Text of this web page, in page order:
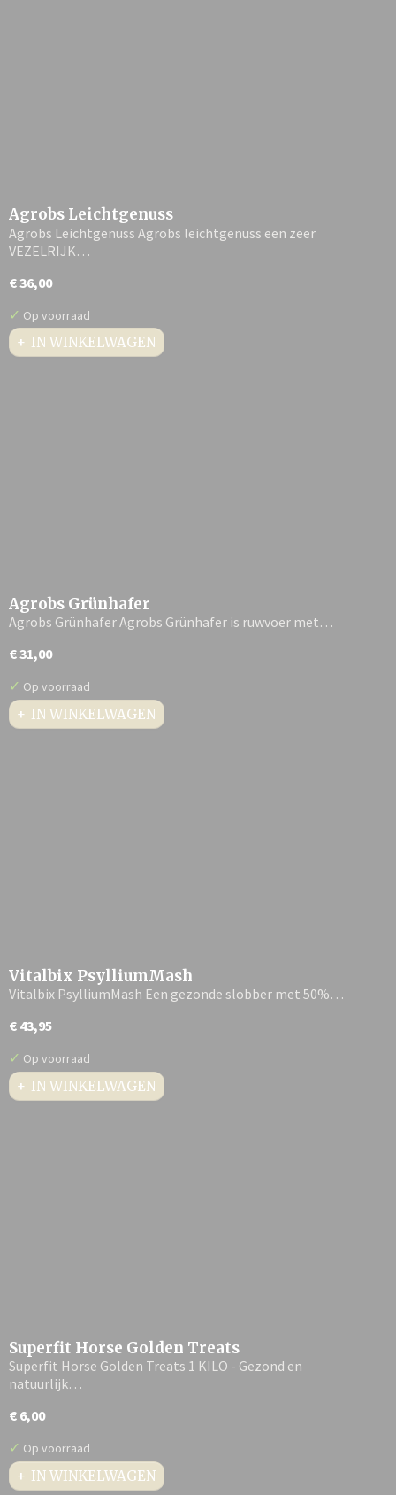
Agrobs Leichtgenuss
Agrobs Leichtgenuss Agrobs leichtgenuss een zeer
VEZELRIJK…
€ 36,00
✓ Op voorraad
IN WINKELWAGEN
Agrobs Grünhafer
Agrobs Grünhafer Agrobs Grünhafer is ruwvoer met…
€ 31,00
✓ Op voorraad
IN WINKELWAGEN
Vitalbix PsylliumMash
Vitalbix PsylliumMash Een gezonde slobber met 50%…
€ 43,95
✓ Op voorraad
IN WINKELWAGEN
Superfit Horse Golden Treats
Superfit Horse Golden Treats 1 KILO - Gezond en
natuurlijk…
€ 6,00
✓ Op voorraad
IN WINKELWAGEN